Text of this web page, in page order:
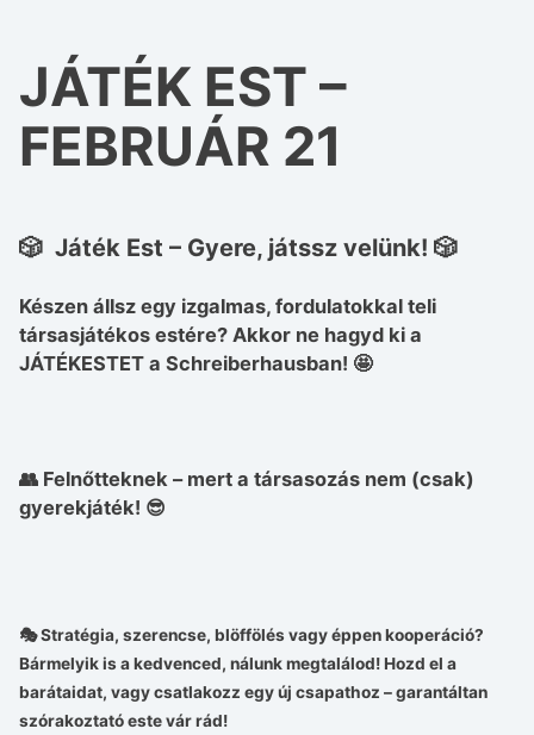
JÁTÉK EST –
FEBRUÁR 21
🎲 Játék Est – Gyere, játssz velünk! 🎲
Készen állsz egy izgalmas, fordulatokkal teli
társasjátékos estére? Akkor ne hagyd ki a
JÁTÉKESTETa Schreiberhausban! 🤩
👥 Felnőtteknek– mert a társasozás nem (csak)
gyerekjáték! 😎
🎭 Stratégia, szerencse, blöffölés vagy éppen kooperáció?
Bármelyik is a kedvenced, nálunk megtalálod! Hozd el a
barátaidat, vagy csatlakozz egy új csapathoz – garantáltan
szórakoztató este vár rád!